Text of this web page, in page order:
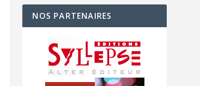
NOS PARTENAIRES